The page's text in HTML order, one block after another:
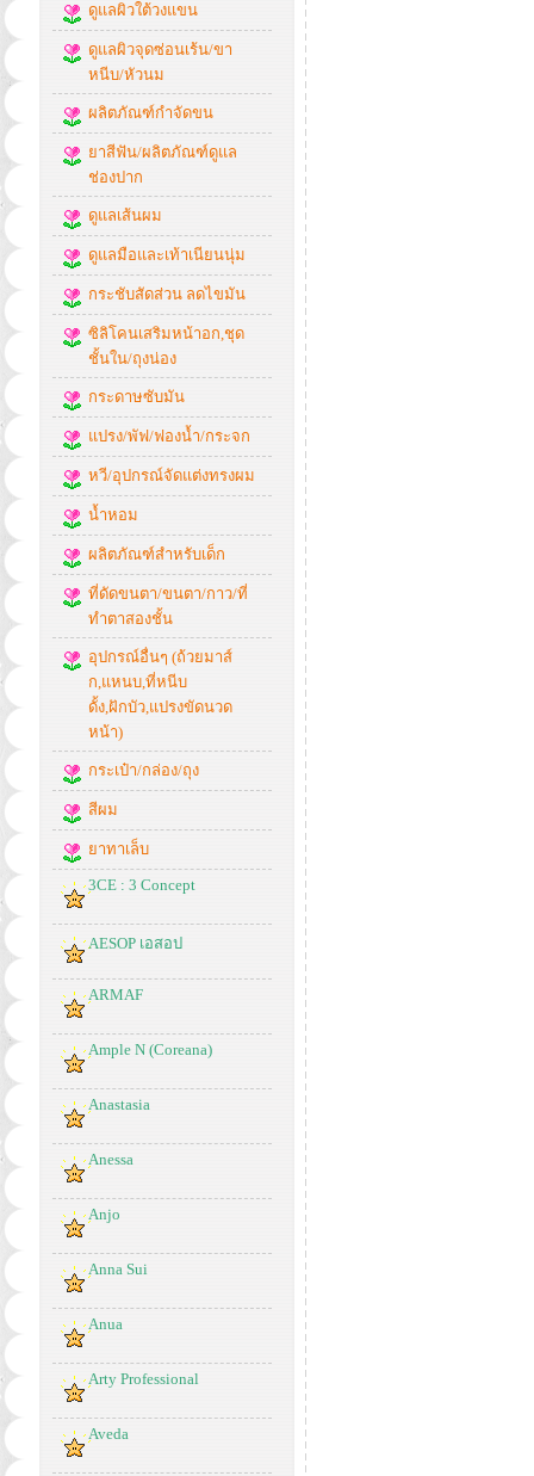
ดูแลผิวใต้วงแขน
ดูแลผิวจุดซ่อนเร้น/ขา
หนีบ/หัวนม
ผลิตภัณฑ์กำจัดขน
ยาสีฟัน/ผลิตภัณฑ์ดูแล
ช่องปาก
ดูแลเส้นผม
ดูแลมือและเท้าเนียนนุ่ม
กระชับสัดส่วน ลดไขมัน
ซิลิโคนเสริมหน้าอก,ชุด
ชั้นใน/ถุงน่อง
กระดาษซับมัน
แปรง/พัฟ/ฟองน้ำ/กระจก
หวี/อุปกรณ์จัดแต่งทรงผม
น้ำหอม
ผลิตภัณฑ์สำหรับเด็ก
ที่ดัดขนตา/ขนตา/กาว/ที่
ทำตาสองชั้น
อุปกรณ์อื่นๆ (ถ้วยมาส์
ก,แหนบ,ที่หนีบ
ดั้ง,ฝักบัว,แปรงขัดนวด
หน้า)
กระเป๋า/กล่อง/ถุง
สีผม
ยาทาเล็บ
3CE : 3 Concept
AESOP เอสอป
ARMAF
Ample N (Coreana)
Anastasia
Anessa
Anjo
Anna Sui
Anua
Arty Professional
Aveda